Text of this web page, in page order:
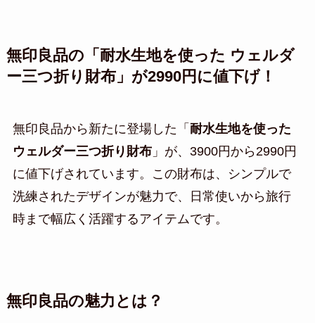
無印良品の「耐水生地を使った ウェルダ
ー三つ折り財布」が2990円に値下げ！
無印良品から新たに登場した「 耐水生地を使った
ウェルダー三つ折り財布」が、3900円から2990円
に値下げされています。この財布は、シンプルで
洗練されたデザインが魅力で、日常使いから旅行
時まで幅広く活躍するアイテムです。
無印良品の魅力とは？